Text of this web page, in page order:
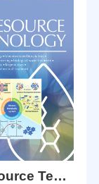
Bioresource Technology